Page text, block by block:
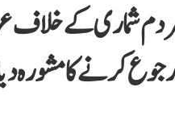
مردم شماری کے
کرنے کا مشورہ